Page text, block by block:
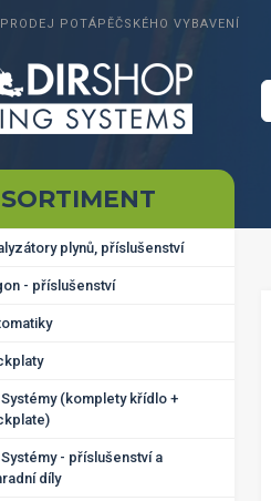
POTÁPĚČSKÉHO VYBAVENÍ
SORTIMENT
plynů, příslušenství
- příslušenství
Systémy (komplety křídlo +
Systémy - příslušenství a
díly